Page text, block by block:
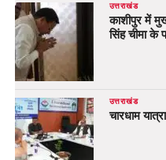
उत्तराखंड
काशीपुर में
सिंह चीमा के
उत्तराखंड
चारधाम